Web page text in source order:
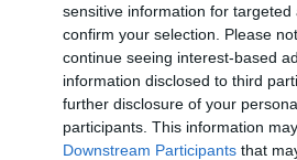
sensitive information for
confirm your selection. Please
continue seeing interest-based
information disclosed to third
further disclosure of your
participants. This information
Downstream Participants that
Τρόμος στο ταξί: Πώς
φοιτήτρια στα Πατήσια -
Γεωργαντάς: Θα